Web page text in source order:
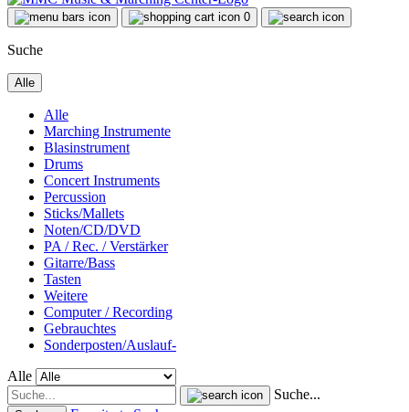
0
Suche
Alle
Alle
Marching Instrumente
Blasinstrument
Drums
Concert Instruments
Percussion
Sticks/Mallets
Noten/CD/DVD
PA / Rec. / Verstärker
Gitarre/Bass
Tasten
Weitere
Computer / Recording
Gebrauchtes
Sonderposten/Auslauf-
Alle
Suche...